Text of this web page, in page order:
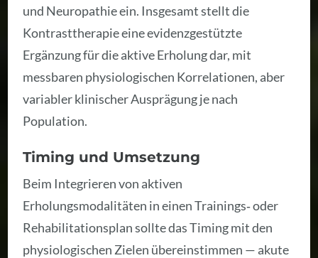
und Neuropathie ein. Insgesamt stellt die
Kontrasttherapie eine evidenzgestützte
Ergänzung für die aktive Erholung dar, mit
messbaren physiologischen Korrelationen, aber
variabler klinischer Ausprägung je nach
Population.
Timing und Umsetzung
Beim Integrieren von aktiven
Erholungsmodalitäten in einen Trainings‑ oder
Rehabilitationsplan sollte das Timing mit den
physiologischen Zielen übereinstimmen — akute